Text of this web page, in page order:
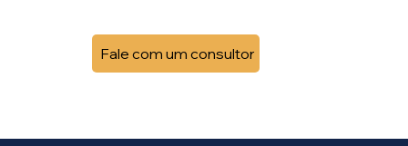
Fale com um consultor